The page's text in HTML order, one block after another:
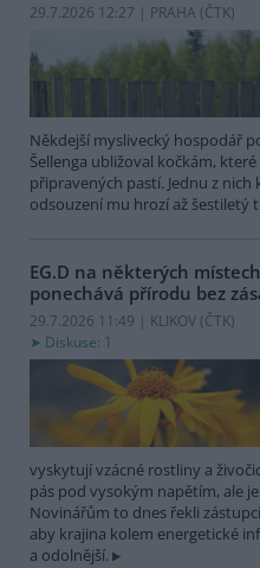
29.7.2026 12:27 | PRAHA (ČTK)
Někdejší myslivecký hospodář
Šellenga ubližoval kočkám,
připravených pastí. Jednu z
odsouzení mu hrozí až šestiletý
EG.D na některých
ponechává přírodu bez
29.7.2026 11:49 | KLIKOV (ČTK)
Diskuse: 1
vyskytují vzácné rostliny a
pás pod vysokým napětím, ale
Novinářům to dnes řekli
aby krajina kolem energetické
a odolnější.